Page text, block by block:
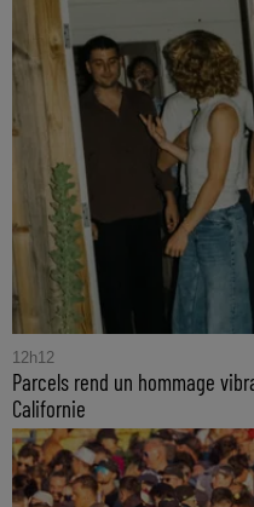
12h12
Parcels rend un hommage
Californie